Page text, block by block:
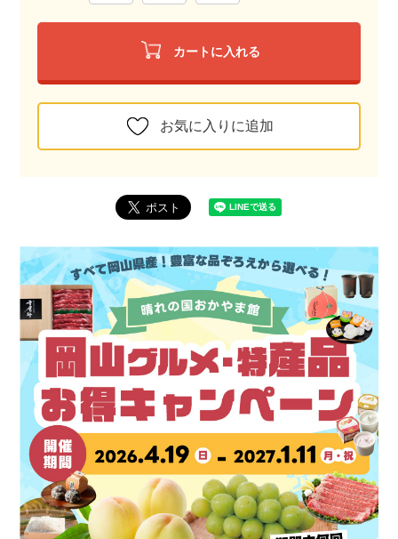
カートに入れる
お気に入りに追加